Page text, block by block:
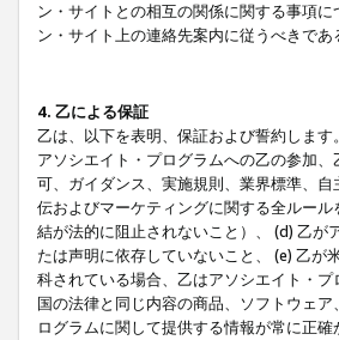
ン・サイトとの相互の関係に関する事項
ン・サイト上の連絡先案内に従うべきで
4. 乙による保証
乙は、以下を表明、保証および誓約しま
アソシエイト・プログラムへの乙の参加
可、ガイダンス、実施規則、業界標準、
伝およびマーケティングに関する全ルー
結が法的に阻止されないこと）、 (d) 乙
たは声明に依存していないこと、 (e) 乙
科されている場合、乙はアソシエイト・
国の法律と同じ内容の商品、ソフトウェ
ログラムに関して提供する情報が常に正